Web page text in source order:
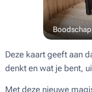
Deze kaart geeft aan
denkt en wat je bent,
Met deze nieuwe